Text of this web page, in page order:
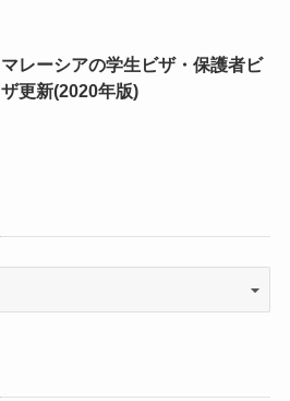
マレーシアの学生ビザ・保護者ビ
ザ更新(2020年版)